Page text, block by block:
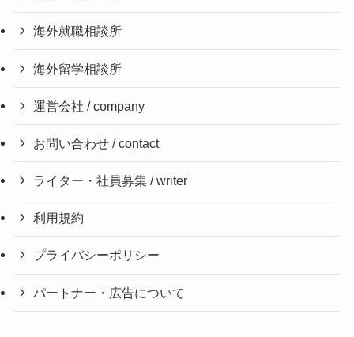
海外就職相談所
海外留学相談所
運営会社 / company
お問い合わせ / contact
ライター・社員募集 / writer
利用規約
プライバシーポリシー
パートナー・広告について